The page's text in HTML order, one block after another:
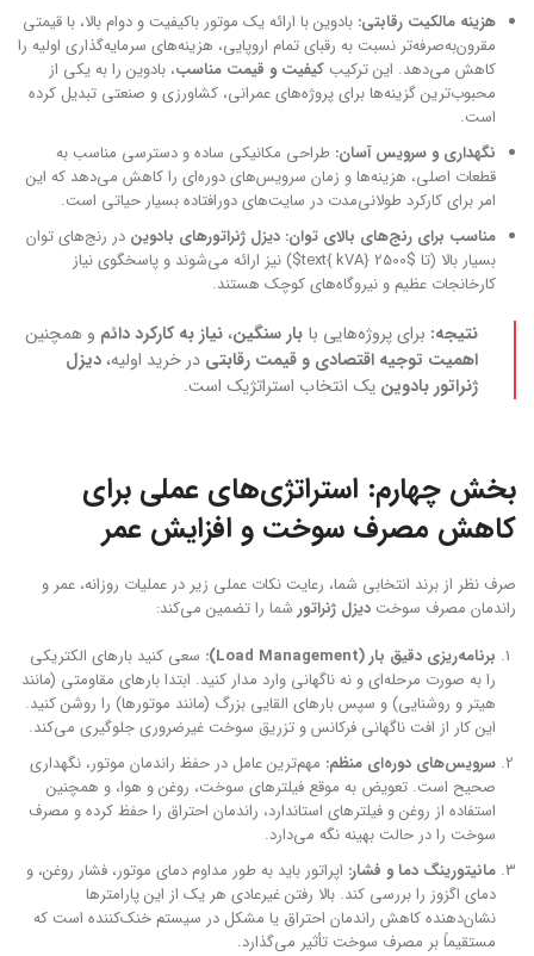
هزینه مالکیت رقابتی: بادوین با ارائه یک موتور باکیفیت و دوام بالا، با قیمتی
مقرون‌به‌صرفه‌تر نسبت به رقبای تمام اروپایی، هزینه‌های سرمایه‌گذاری اولیه را
کاهش می‌دهد. این ترکیب کیفیت و قیمت مناسب، بادوین را به یکی از
محبوب‌ترین گزینه‌ها برای پروژه‌های عمرانی، کشاورزی و صنعتی تبدیل کرده
است.
نگهداری و سرویس آسان: طراحی مکانیکی ساده و دسترسی مناسب به
قطعات اصلی، هزینه‌ها و زمان سرویس‌های دوره‌ای را کاهش می‌دهد که این
امر برای کارکرد طولانی‌مدت در سایت‌های دورافتاده بسیار حیاتی است.
مناسب برای رنج‌های بالای توان: دیزل ژنراتورهای بادوین در رنج‌های توان
بسیار بالا (تا $2500 text{ kVA}$) نیز ارائه می‌شوند و پاسخگوی نیاز
کارخانجات عظیم و نیروگاه‌های کوچک هستند.
نتیجه: برای پروژه‌هایی با بار سنگین، نیاز به کارکرد دائم و همچنین
اهمیت توجیه اقتصادی و قیمت رقابتی در خرید اولیه، دیزل
ژنراتور بادوین یک انتخاب استراتژیک است.
بخش چهارم: استراتژی‌های عملی برای
کاهش مصرف سوخت و افزایش عمر
صرف نظر از برند انتخابی شما، رعایت نکات عملی زیر در عملیات روزانه، عمر و
راندمان مصرف سوخت دیزل ژنراتور شما را تضمین می‌کند:
برنامه‌ریزی دقیق بار (Load Management):
سعی کنید بارهای الکتریکی
را به صورت مرحله‌ای و نه ناگهانی وارد مدار کنید. ابتدا بارهای مقاومتی (مانند
هیتر و روشنایی) و سپس بارهای القایی بزرگ (مانند موتورها) را روشن کنید.
این کار از افت ناگهانی فرکانس و تزریق سوخت غیرضروری جلوگیری می‌کند.
سرویس‌های دوره‌ای منظم: مهم‌ترین عامل در حفظ راندمان موتور، نگهداری
صحیح است. تعویض به موقع فیلترهای سوخت، روغن و هوا، و همچنین
استفاده از روغن و فیلترهای استاندارد، راندمان احتراق را حفظ کرده و مصرف
سوخت را در حالت بهینه نگه می‌دارد.
مانیتورینگ دما و فشار: اپراتور باید به طور مداوم دمای موتور، فشار روغن، و
دمای اگزوز را بررسی کند. بالا رفتن غیرعادی هر یک از این پارامترها
نشان‌دهنده کاهش راندمان احتراق یا مشکل در سیستم خنک‌کننده است که
مستقیماً بر مصرف سوخت تأثیر می‌گذارد.